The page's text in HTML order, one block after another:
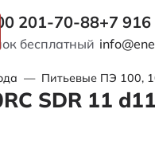
201-70-88
бесплатный
+7
— Питьевые ПЭ 100,
SDR 11